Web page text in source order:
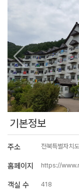
기본정보
주소 전북특별자치
홈페이지 https://
객실 수 418